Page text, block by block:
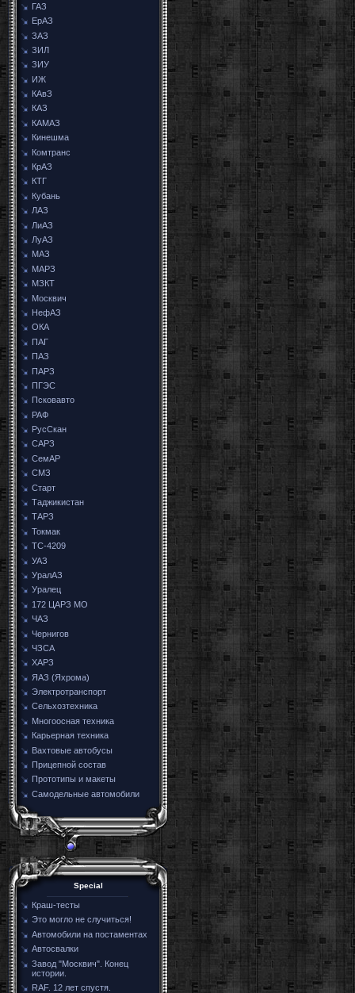
ГАЗ
ЕрАЗ
ЗАЗ
ЗИЛ
ЗИУ
ИЖ
КАвЗ
КАЗ
КАМАЗ
Кинешма
Комтранс
КрАЗ
КТГ
Кубань
ЛАЗ
ЛиАЗ
ЛуАЗ
МАЗ
МАРЗ
МЗКТ
Москвич
НефАЗ
ОКА
ПАГ
ПАЗ
ПАРЗ
ПГЭС
Псковавто
РАФ
РусСкан
САРЗ
СемАР
СМЗ
Старт
Таджикистан
ТАРЗ
Токмак
ТС-4209
УАЗ
УралАЗ
Уралец
172 ЦАРЗ МО
ЧАЗ
Чернигов
ЧЗСА
ХАРЗ
ЯАЗ (Яхрома)
Электротранспорт
Сельхозтехника
Многоосная техника
Карьерная техника
Вахтовые автобусы
Прицепной состав
Прототипы и макеты
Самодельные автомобили
Special
Краш-тесты
Это могло не случиться!
Автомобили на постаментах
Автосвалки
Завод "Москвич". Конец
истории.
RAF. 12 лет спустя.